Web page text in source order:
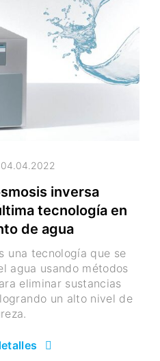
04.04.2022
inversa
tecnología en
de agua
una tecnología que se
agua usando métodos
eliminar sustancias
un alto nivel de